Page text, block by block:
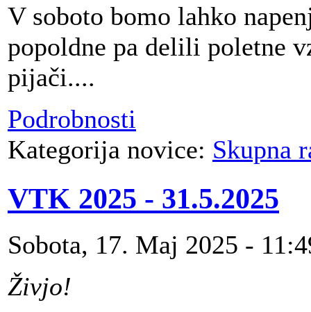
V soboto bomo lahko
popoldne pa delili poletne
pijači....
Podrobnosti
Kategorija novice: Skupna
VTK 2025 - 31.5.2025
Sobota, 17. Maj 2025 -
Živjo!